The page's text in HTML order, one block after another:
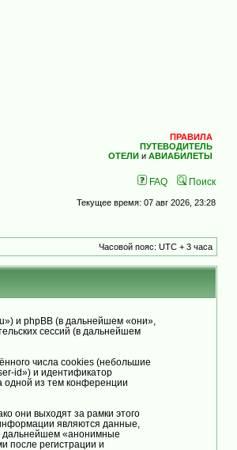
ПРАВИЛА
ПУТЕВОДИТЕЛЬ
ОТЕЛИ и АВИАБИЛЕТЫ
FAQ Поиск
Текущее время: 07 авг 2026, 23:28
Часовой пояс: UTC + 3 часа
и phpBB (в дальнейшем «они»,
сессий (в дальнейшем
числа cookies (небольшие
id») и идентификатор
одной из тем конференции
они выходят за рамки этого
являются данные,
дальнейшем «анонимные
после регистрации и